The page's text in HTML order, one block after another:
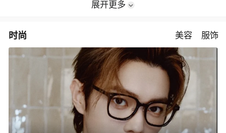
展开更多
时尚 美容 服饰